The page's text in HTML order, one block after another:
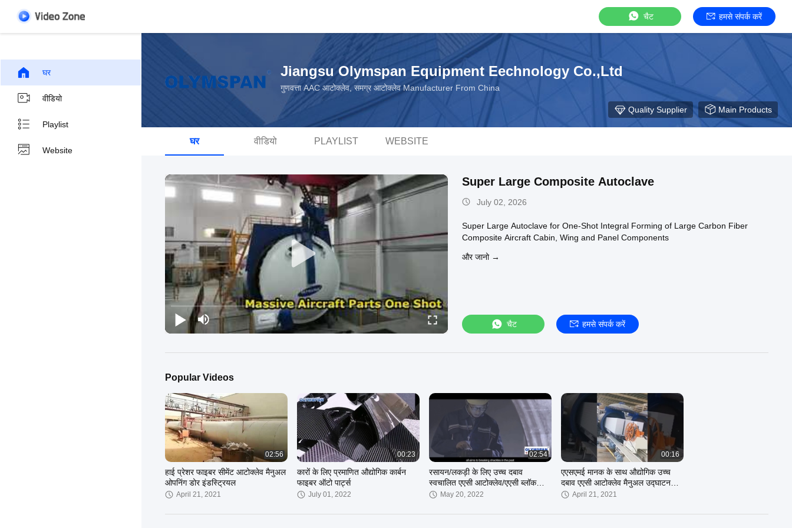
चैट हमसे संपर्क करें
घर
वीडियो
Playlist
Website
Jiangsu Olymspan Equipment Eechnology Co.,Ltd
गुणवत्ता AAC आटोक्लेव, समग्र आटोक्लेव Manufacturer From China
Quality Supplier Main Products
घर वीडियो PLAYLIST WEBSITE
Super Large Composite Autoclave
July 02, 2026
Super Large Autoclave for One-Shot Integral Forming of Large Carbon Fiber
Composite Aircraft Cabin, Wing and Panel Components
और जानो →
चैट हमसे संपर्क करें
Popular Videos
02:56
हाई प्रेशर फाइबर सीमेंट आटोक्लेव मैनुअल
ओपनिंग डोर इंडस्ट्रियल
April 21, 2021
00:23
कारों के लिए प्रमाणित औद्योगिक कार्बन
फाइबर ऑटो पार्ट्स
July 01, 2022
02:54
रसायन/लकड़ी के लिए उच्च दबाव
स्वचालित एएसी आटोक्लेव/एएसी ब्लॉक
प्लांट 1.6 मी
May 20, 2022
00:16
एएसएमई मानक के साथ औद्योगिक उच्च
दबाव एएसी आटोक्लेव मैनुअल उद्घाटन
दरवाजाApril 21, 2021